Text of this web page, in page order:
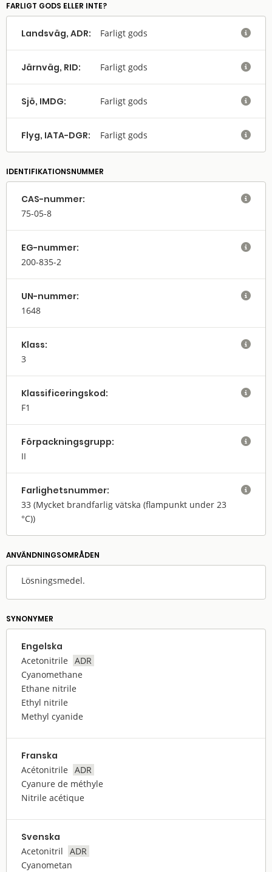
FARLIGT GODS ELLER INTE?
Landsväg, ADR: Farligt gods 
Järnväg, RID: Farligt gods 
Sjö, IMDG: Farligt gods 
Flyg, IATA-DGR: Farligt gods 
IDENTIFIKATIONSNUMMER
CAS-nummer:
75-05-8

EG-nummer:
200-835-2

UN-nummer:
1648

Klass:
3

Klassifi­cerings­kod:
F1

Förpack­nings­grupp:
II

Farlighets­nummer:
33 (Mycket brandfarlig vätska (flampunkt under 23
°C))

ANVÄNDNINGS­OMRÅDEN
Lösningsmedel.
SYNONYMER
Engelska
Acetonitrile
ADR
Cyanomethane
Ethane nitrile
Ethyl nitrile
Methyl cyanide
Franska
Acétonitrile
ADR
Cyanure de méthyle
Nitrile acétique
Svenska
Acetonitril
ADR
Cyanometan